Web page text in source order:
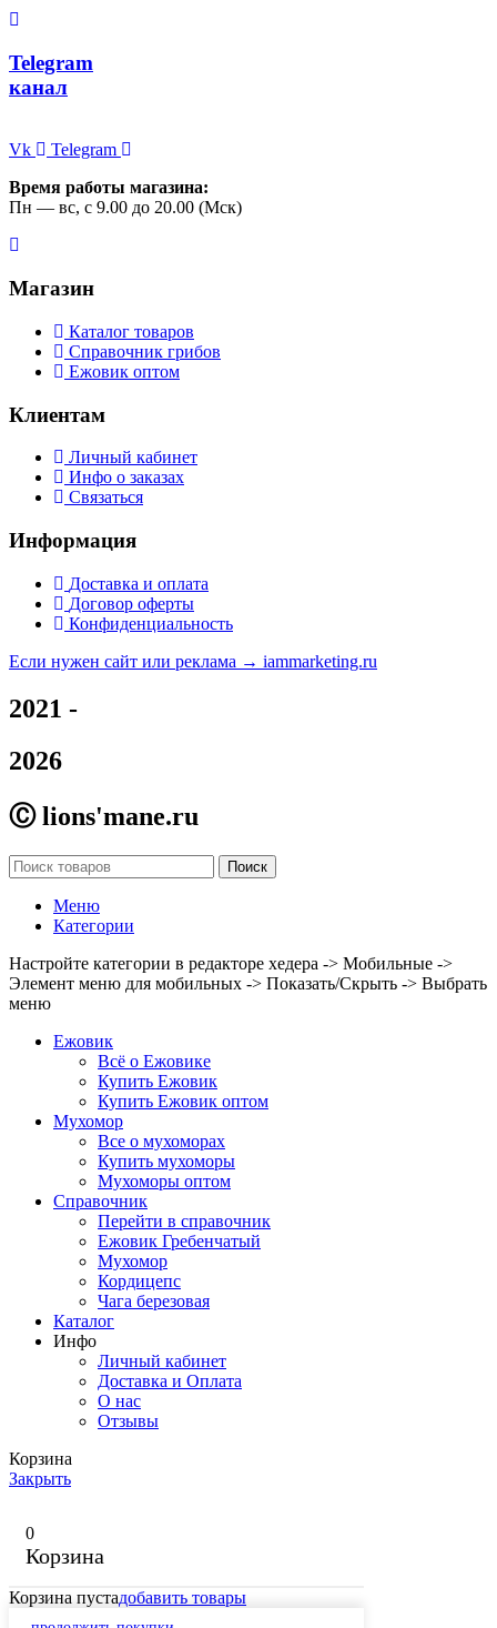
Telegram
канал
Vk
Telegram
Время работы магазина:
Пн — вс, с 9.00 до 20.00 (Мск)
Магазин
Каталог товаров
Справочник грибов
Ежовик оптом
Клиентам
Личный кабинет
Инфо о заказах
Связаться
Информация
Доставка и оплата
Договор оферты
Конфиденциальность
Если нужен сайт или реклама → iammarketing.ru
2021 -
2026
Ⓒ lions'mane.ru
Поиск
Меню
Категории
Настройте категории в редакторе хедера -> Мобильные ->
Элемент меню для мобильных -> Показать/Скрыть -> Выбрать
меню
Ежовик
Всё о Ежовике
Купить Ежовик
Купить Ежовик оптом
Мухомор
Все о мухоморах
Купить мухоморы
Мухоморы оптом
Справочник
Перейти в справочник
Ежовик Гребенчатый
Мухомор
Кордицепс
Чага березовая
Каталог
Инфо
Личный кабинет
Доставка и Оплата
О нас
Отзывы
Корзина
Закрыть
0
Корзина
Корзина пустадобавить товары